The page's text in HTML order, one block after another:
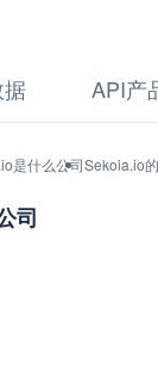
API产
是什么公司Sekoia.io
司